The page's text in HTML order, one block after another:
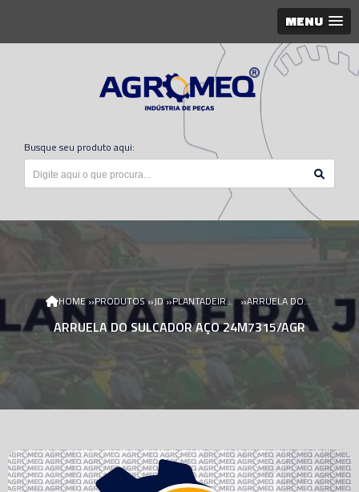
MENU
Busque seu produto aqui:
HOME»PRODUTOS»JD» PLANTADEIRA JD » ARRUELA DO SULCADOR AÇO 24M7315/AGR
ARRUELA DO SULCADOR AÇO 24M7315/AGR